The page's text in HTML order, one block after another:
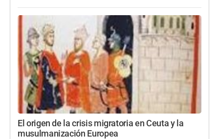
El origen de la crisis migratoria en Ceuta y la
musulmanización Europea